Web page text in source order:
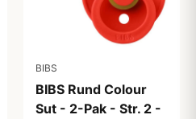
BIBS
BIBS Rund Colour
Sut - 2-Pak - Str. 2 -